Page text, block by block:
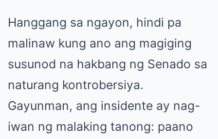
Hanggang sa ngayon, hindi pa
malinaw kung ano ang magiging
susunod na hakbang ng Senado sa
naturang kontrobersiya.
Gayunman, ang insidente ay nag-
iwan ng malaking tanong: paano